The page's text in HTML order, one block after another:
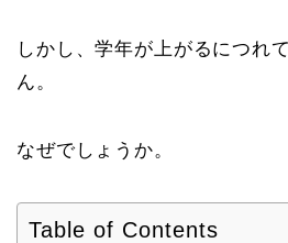
しかし、学年が上がるにつれ
ん。
なぜでしょうか。
Table of Contents